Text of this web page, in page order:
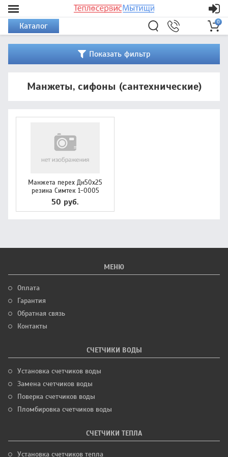
Каталог 0
Показать фильтр
Манжеты, сифоны (сантехнические)
Манжета перех Дн50х25
резина Симтек 1-0005
50 руб.
МЕНЮ
Оплата
Гарантия
Обратная связь
Контакты
СЧЕТЧИКИ ВОДЫ
Установка счетчиков воды
Замена счетчиков воды
Поверка счетчиков воды
Пломбировка счетчиков воды
СЧЕТЧИКИ ТЕПЛА
Установка счетчиков тепла